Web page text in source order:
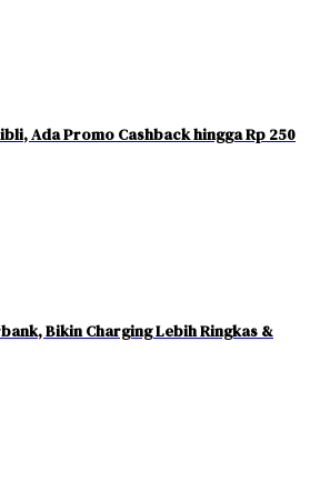
Ada Promo Cashback hingga Rp 250
Bikin Charging Lebih Ringkas &